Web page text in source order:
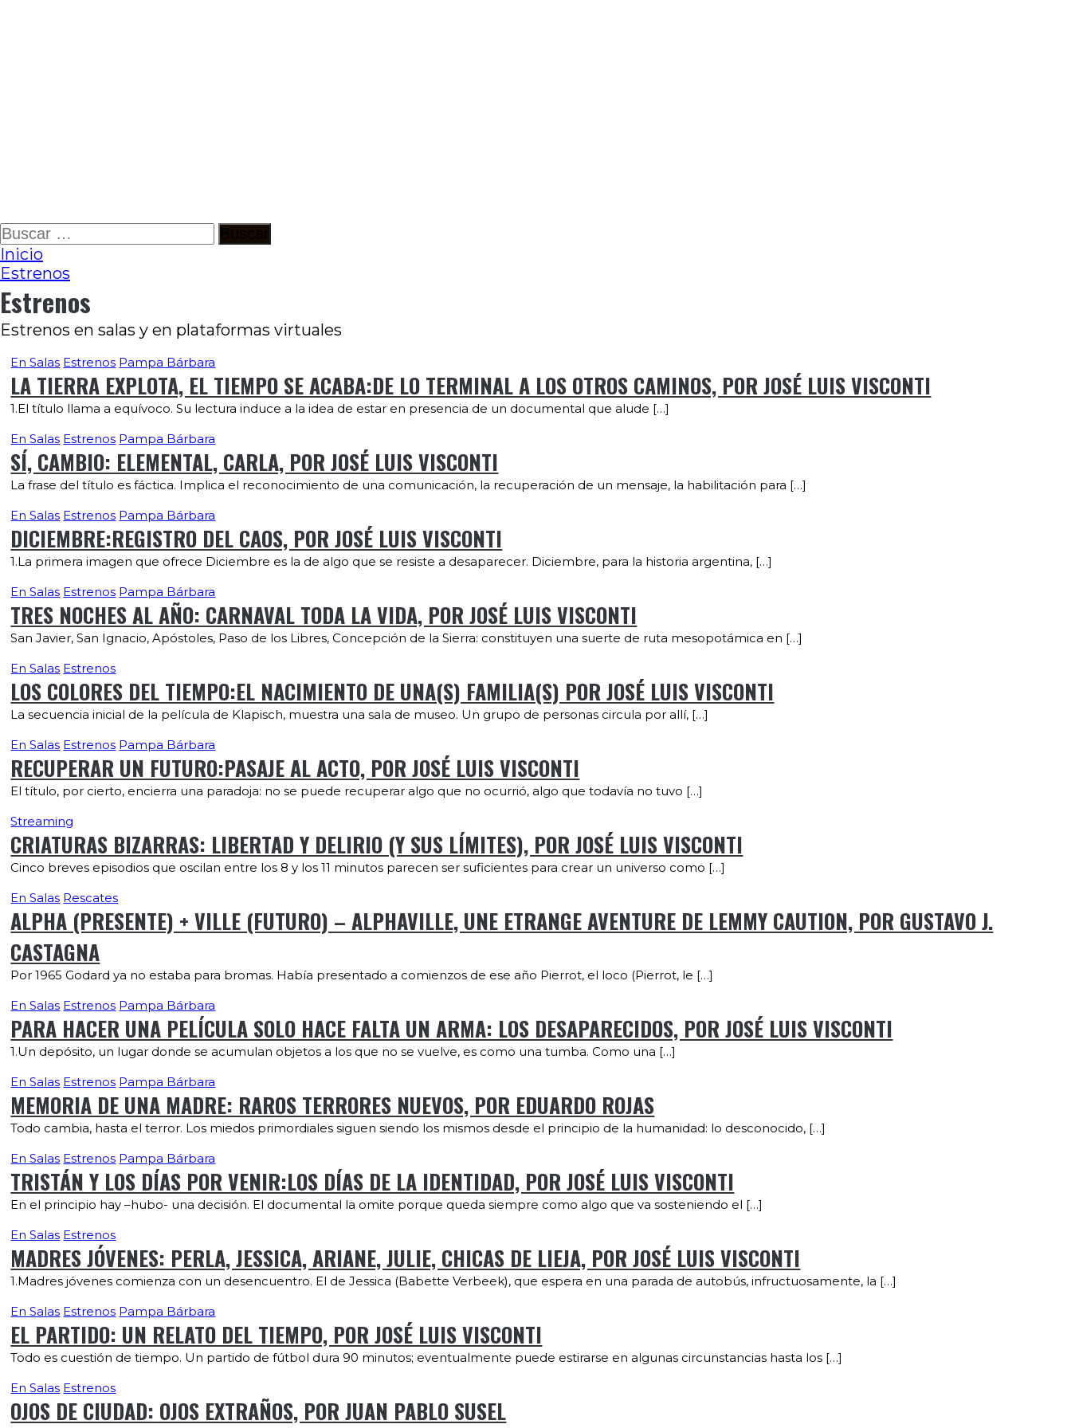
Ir
al
contenido
Buscar:
Inicio
Estrenos
Estrenos
Estrenos en salas y en plataformas virtuales
En Salas Estrenos Pampa Bárbara
LA TIERRA EXPLOTA, EL TIEMPO SE ACABA:DE LO TERMINAL A LOS OTROS CAMINOS, POR JOSÉ LUIS VISCONTI
1.El título llama a equívoco. Su lectura induce a la idea de estar en presencia de un documental que alude […]
En Salas Estrenos Pampa Bárbara
SÍ, CAMBIO: ELEMENTAL, CARLA, POR JOSÉ LUIS VISCONTI
La frase del título es fáctica. Implica el reconocimiento de una comunicación, la recuperación de un mensaje, la habilitación para […]
En Salas Estrenos Pampa Bárbara
DICIEMBRE:REGISTRO DEL CAOS, POR JOSÉ LUIS VISCONTI
1.La primera imagen que ofrece Diciembre es la de algo que se resiste a desaparecer. Diciembre, para la historia argentina, […]
En Salas Estrenos Pampa Bárbara
TRES NOCHES AL AÑO: CARNAVAL TODA LA VIDA, POR JOSÉ LUIS VISCONTI
San Javier, San Ignacio, Apóstoles, Paso de los Libres, Concepción de la Sierra: constituyen una suerte de ruta mesopotámica en […]
En Salas Estrenos
LOS COLORES DEL TIEMPO:EL NACIMIENTO DE UNA(S) FAMILIA(S) POR JOSÉ LUIS VISCONTI
La secuencia inicial de la película de Klapisch, muestra una sala de museo. Un grupo de personas circula por allí, […]
En Salas Estrenos Pampa Bárbara
RECUPERAR UN FUTURO:PASAJE AL ACTO, POR JOSÉ LUIS VISCONTI
El título, por cierto, encierra una paradoja: no se puede recuperar algo que no ocurrió, algo que todavía no tuvo […]
Streaming
CRIATURAS BIZARRAS: LIBERTAD Y DELIRIO (Y SUS LÍMITES), POR JOSÉ LUIS VISCONTI
Cinco breves episodios que oscilan entre los 8 y los 11 minutos parecen ser suficientes para crear un universo como […]
En Salas Rescates
ALPHA (PRESENTE) + VILLE (FUTURO) – ALPHAVILLE, UNE ETRANGE AVENTURE DE LEMMY CAUTION, POR GUSTAVO J.
CASTAGNA
Por 1965 Godard ya no estaba para bromas. Había presentado a comienzos de ese año Pierrot, el loco (Pierrot, le […]
En Salas Estrenos Pampa Bárbara
PARA HACER UNA PELÍCULA SOLO HACE FALTA UN ARMA: LOS DESAPARECIDOS, POR JOSÉ LUIS VISCONTI
1.Un depósito, un lugar donde se acumulan objetos a los que no se vuelve, es como una tumba. Como una […]
En Salas Estrenos Pampa Bárbara
MEMORIA DE UNA MADRE: RAROS TERRORES NUEVOS, POR EDUARDO ROJAS
Todo cambia, hasta el terror. Los miedos primordiales siguen siendo los mismos desde el principio de la humanidad: lo desconocido, […]
En Salas Estrenos Pampa Bárbara
TRISTÁN Y LOS DÍAS POR VENIR:LOS DÍAS DE LA IDENTIDAD, POR JOSÉ LUIS VISCONTI
En el principio hay –hubo- una decisión. El documental la omite porque queda siempre como algo que va sosteniendo el […]
En Salas Estrenos
MADRES JÓVENES: PERLA, JESSICA, ARIANE, JULIE, CHICAS DE LIEJA, POR JOSÉ LUIS VISCONTI
1.Madres jóvenes comienza con un desencuentro. El de Jessica (Babette Verbeek), que espera en una parada de autobús, infructuosamente, la […]
En Salas Estrenos Pampa Bárbara
EL PARTIDO: UN RELATO DEL TIEMPO, POR JOSÉ LUIS VISCONTI
Todo es cuestión de tiempo. Un partido de fútbol dura 90 minutos; eventualmente puede estirarse en algunas circunstancias hasta los […]
En Salas Estrenos
OJOS DE CIUDAD: OJOS EXTRAÑOS, POR JUAN PABLO SUSEL